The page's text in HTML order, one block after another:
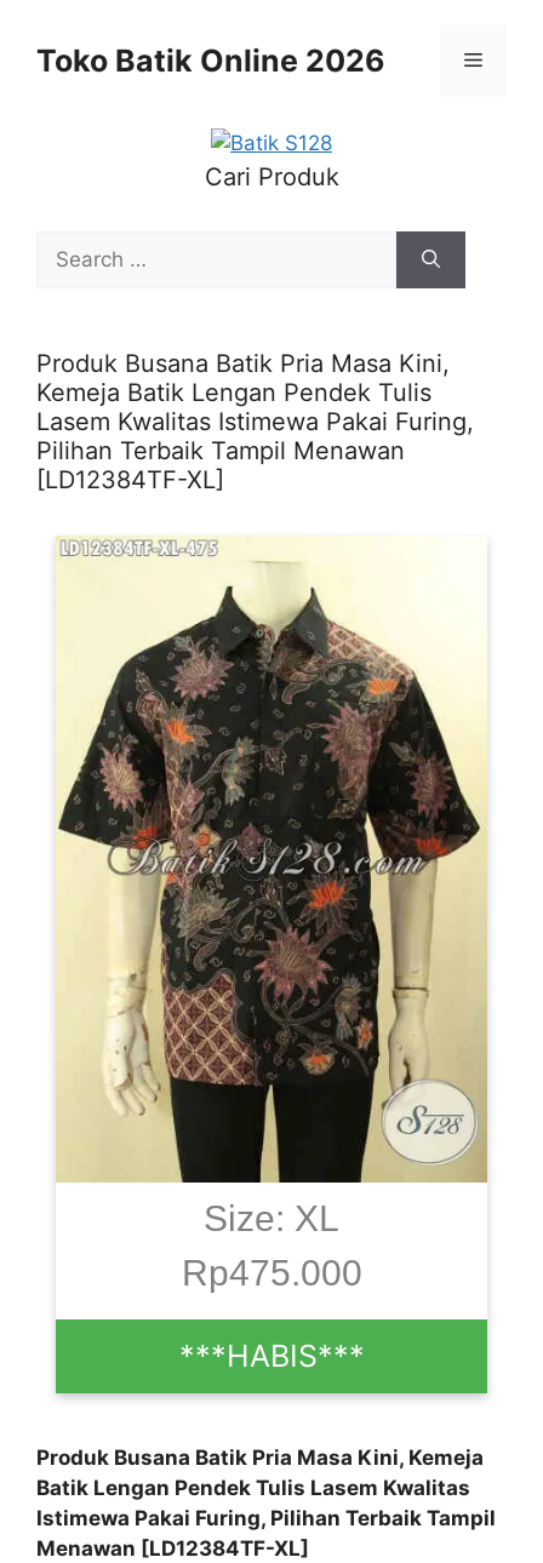
contentToko Batik Online 2026 Menu
Cari Produk
for:
Produk Busana Batik Pria Masa Kini,
Kemeja Batik Lengan Pendek Tulis
Lasem Kwalitas Istimewa Pakai Furing,
Pilihan Terbaik Tampil Menawan
[LD12384TF-XL]
Size: XL
Rp475.000
***HABIS***
Produk Busana Batik Pria Masa Kini, Kemeja
Batik Lengan Pendek Tulis Lasem Kwalitas
Istimewa Pakai Furing, Pilihan Terbaik Tampil
Menawan [LD12384TF-XL]